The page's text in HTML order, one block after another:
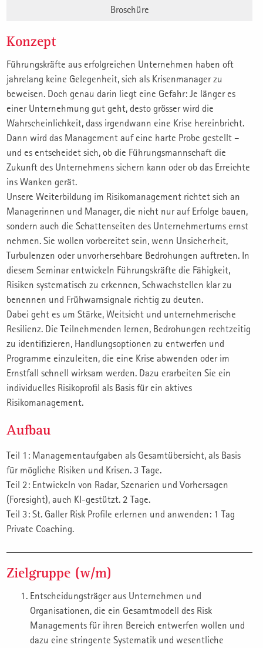
Broschüre
Konzept
Führungskräfte aus erfolgreichen Unternehmen haben oft
jahrelang keine Gelegenheit, sich als Krisenmanager zu
beweisen. Doch genau darin liegt eine Gefahr: Je länger es
einer Unternehmung gut geht, desto grösser wird die
Wahrscheinlichkeit, dass irgendwann eine Krise hereinbricht.
Dann wird das Management auf eine harte Probe gestellt –
und es entscheidet sich, ob die Führungsmannschaft die
Zukunft des Unternehmens sichern kann oder ob das Erreichte
ins Wanken gerät.
Unsere Weiterbildung im Risikomanagement richtet sich an
Managerinnen und Manager, die nicht nur auf Erfolge bauen,
sondern auch die Schattenseiten des Unternehmertums ernst
nehmen. Sie wollen vorbereitet sein, wenn Unsicherheit,
Turbulenzen oder unvorhersehbare Bedrohungen auftreten. In
diesem Seminar entwickeln Führungskräfte die Fähigkeit,
Risiken systematisch zu erkennen, Schwachstellen klar zu
benennen und Frühwarnsignale richtig zu deuten.
Dabei geht es um Stärke, Weitsicht und unternehmerische
Resilienz. Die Teilnehmenden lernen, Bedrohungen rechtzeitig
zu identiﬁzieren, Handlungsoptionen zu entwerfen und
Programme einzuleiten, die eine Krise abwenden oder im
Ernstfall schnell wirksam werden. Dazu erarbeiten Sie ein
individuelles Risikoproﬁl als Basis für ein aktives
Risikomanagement.
Aufbau
Teil 1: Managementaufgaben als Gesamtübersicht, als Basis
für mögliche Risiken und Krisen. 3 Tage.
Teil 2: Entwickeln von Radar, Szenarien und Vorhersagen
(Foresight), auch KI-gestützt. 2 Tage.
Teil 3: St. Galler Risk Profile erlernen und anwenden: 1 Tag
Private Coaching.
Zielgruppe (w/m)
Entscheidungsträger aus Unternehmen und
Organisationen, die ein Gesamtmodell des Risk
Managements für ihren Bereich entwerfen wollen und
dazu eine stringente Systematik und wesentliche